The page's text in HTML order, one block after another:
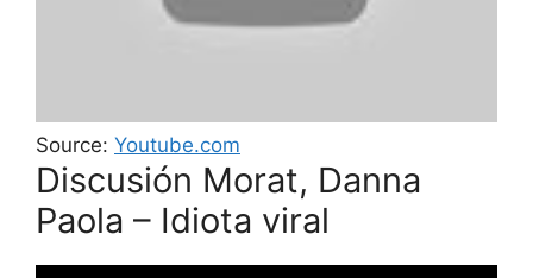
Source: Youtube.com
Discusión Morat, Danna
Paola – Idiota viral